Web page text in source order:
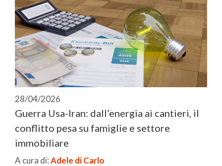
28/04/2026
Guerra Usa-Iran: dall’energia ai cantieri, il
conflitto pesa su famiglie e settore
immobiliare
A cura di:Adele di Carlo